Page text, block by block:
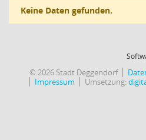
Keine Daten gefunden.
© 2026 Stadt Deggendorf
Impressum
Umsetzung: